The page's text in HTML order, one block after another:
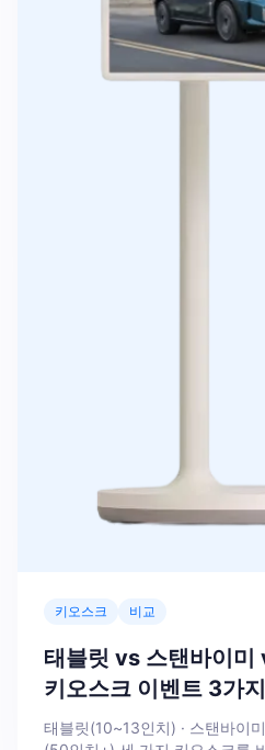
키오스크 비교
태블릿 vs 스탠바이
키오스크 이벤트 3가
태블릿(10~13인치) · 스탠바이